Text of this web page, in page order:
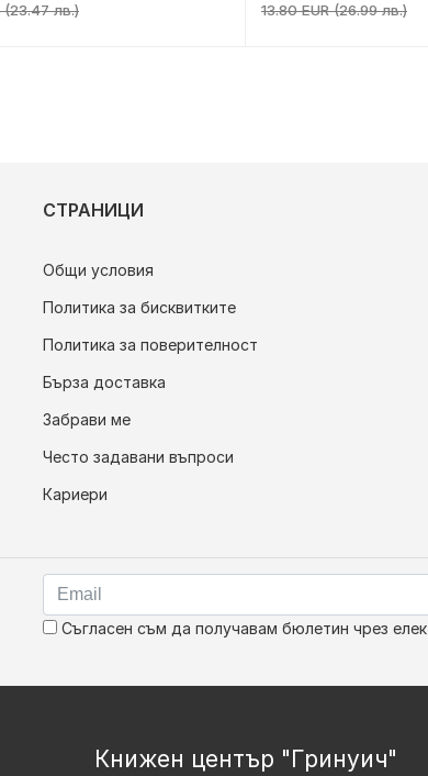
(23.47 лв.) 13.80 EUR (26.99 лв.)
СТРАНИЦИ
Общи условия
Политика за бисквитките
Политика за поверителност
Бърза доставка
Забрави ме
Често задавани въпроси
Кариери
Съгласен съм да получавам бюлетин чрез
Книжен център "Гринуич"